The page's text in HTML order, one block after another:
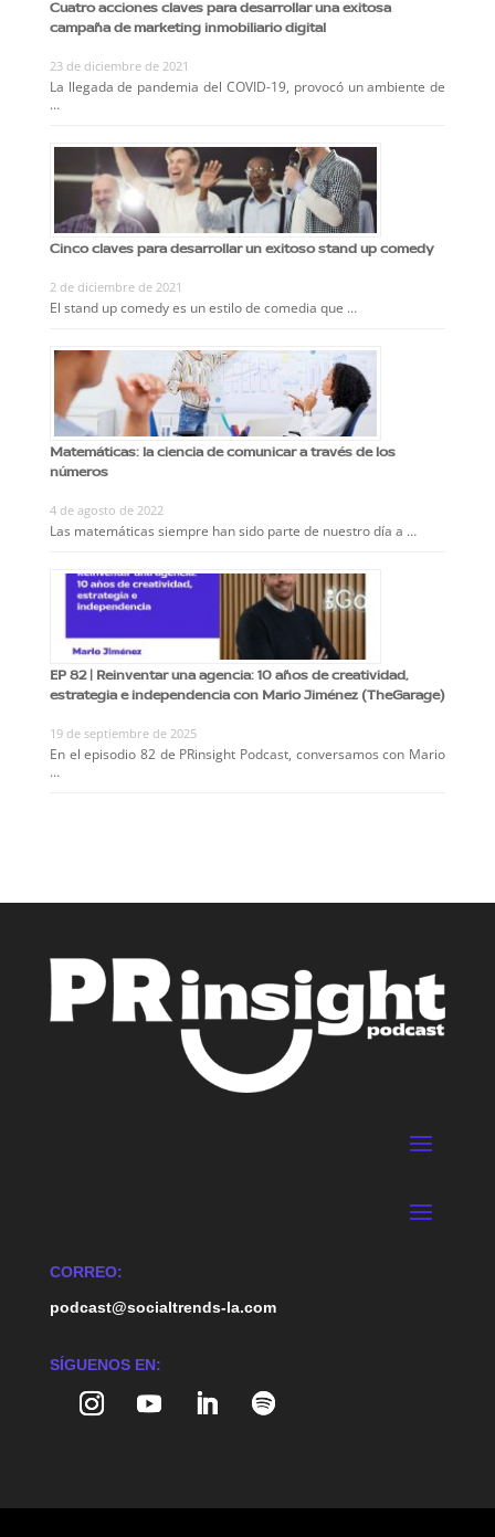
Cuatro acciones claves para desarrollar una exitosa
campaña de marketing inmobiliario digital
23 de diciembre de 2021
La llegada de pandemia del COVID-19, provocó un ambiente de
…
Cinco claves para desarrollar un exitoso stand up comedy
2 de diciembre de 2021
El stand up comedy es un estilo de comedia que …
Matemáticas: la ciencia de comunicar a través de los
números
4 de agosto de 2022
Las matemáticas siempre han sido parte de nuestro día a …
EP 82 | Reinventar una agencia: 10 años de creatividad,
estrategia e independencia con Mario Jiménez (TheGarage)
19 de septiembre de 2025
En el episodio 82 de PRinsight Podcast, conversamos con Mario
…
CORREO:
podcast@socialtrends-la.com
SÍGUENOS EN: